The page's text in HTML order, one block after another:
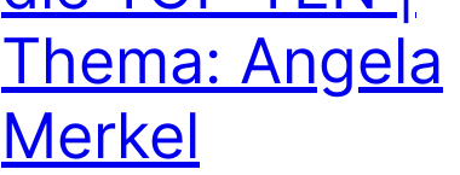
Thema: Angela
Merkel